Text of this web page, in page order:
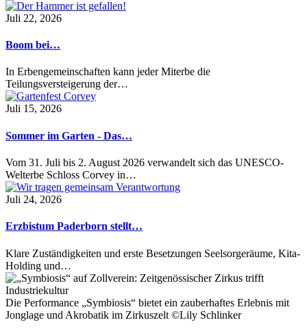
Juli 22, 2026
Boom bei…
In Erbengemeinschaften kann jeder Miterbe die
Teilungsversteigerung der…
Juli 15, 2026
Sommer im Garten - Das…
Vom 31. Juli bis 2. August 2026 verwandelt sich das UNESCO-
Welterbe Schloss Corvey in…
Juli 24, 2026
Erzbistum Paderborn stellt…
Klare Zuständigkeiten und erste Besetzungen Seelsorgeräume, Kita-
Holding und…
Die Performance „Symbiosis“ bietet ein zauberhaftes Erlebnis mit
Jonglage und Akrobatik im Zirkuszelt ©Lily Schlinker